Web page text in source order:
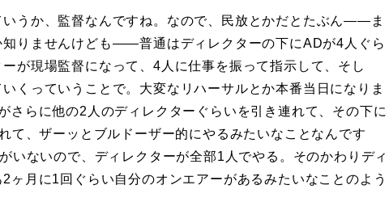
いうか、監督なんですね。なので、民放とかだとたぶん――ま
知りませんけども――普通はディレクターの下にADが4人ぐら
が現場監督になって、4人に仕事を振って指示して、そし
くっていうことで。大変なリハーサルとか本番当日になりま
さらに他の2人のディレクターぐらいを引き連れて、その下に
て、ザーッとブルドーザー的にやるみたいなことなんです
いないので、ディレクターが全部1人でやる。そのかわりディ
ヶ月に1回ぐらい自分のオンエアーがあるみたいなことのよう